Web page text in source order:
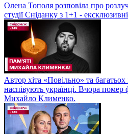
Олена Тополя розповіла про
студії Сніданку з 1+1 -
Автор хіта «Повільно» та багатьох
наспівують українці. Вчора
Михайло Клименко.